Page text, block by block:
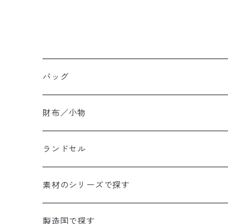
バッグ
ハンドバッグ
ショルダーバッグ
ポーチ／ミニショルダー
A4対応サイズ
トートバッグ
A4対応サイズ
バックパック／リュック
財布／小物
長財布／ロングウォレット
折財布／ハーフウォレット
名刺入れ
ランドセル
素材のシリーズで探す
ハード
製造国で探す